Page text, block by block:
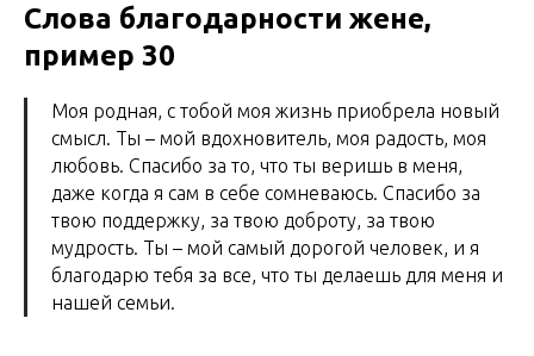
Слова благодарности жене,
пример 30
Моя родная, с тобой моя жизнь приобрела новый
смысл. Ты – мой вдохновитель, моя радость, моя
любовь. Спасибо за то, что ты веришь в меня,
даже когда я сам в себе сомневаюсь. Спасибо за
твою поддержку, за твою доброту, за твою
мудрость. Ты – мой самый дорогой человек, и я
благодарю тебя за все, что ты делаешь для меня и
нашей семьи.